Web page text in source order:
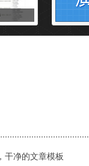
干净的文章模板